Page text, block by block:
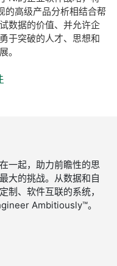
高级产品分析相结合帮
数据的价值、并允许企
于突破的人才、思想和
。
一起，助力前瞻性的思
大的挑战。从数据和自
制、软件互联的系统，
Ambitiously™。